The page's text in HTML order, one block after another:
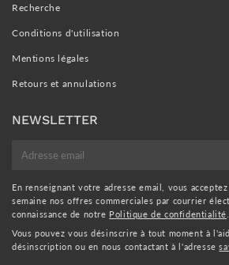
Recherche
Conditions d'utilisation
Mentions légales
Retours et annulations
NEWSLETTER
mail
En renseignant votre adresse email, vous
semaine nos offres commerciales par courrier
connaissance de notre Politique de confidentialité
Vous pouvez vous désinscrire à tout moment à
désinscription ou en nous contactant à l'adresse